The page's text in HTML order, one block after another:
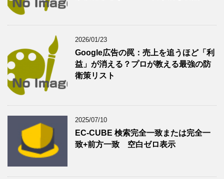
2026/01/23
Google広告の罠：売上を追うほど「利
益」が消える？プロが教える最強の防
衛策リスト
2025/07/10
EC-CUBE 検索完全一致または完全一
致+前方一致 空白ゼロ表示